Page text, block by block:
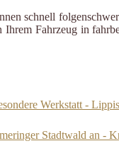
schnell
Fahrzeug in
Werkstatt -
Stadtwald an -